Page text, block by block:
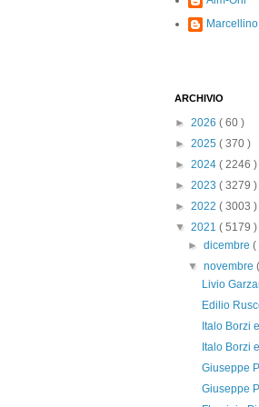
ARCHIVIO
► 2026 ( 60 )
► 2025 ( 370 )
► 2024 ( 2246 )
► 2023 ( 3279 )
► 2022 ( 3003 )
▼ 2021 ( 5179 )
►dicembre(
▼novembre
Livio
Edilio
Italo Borzi
Italo Borzi
Giuseppe
Giuseppe